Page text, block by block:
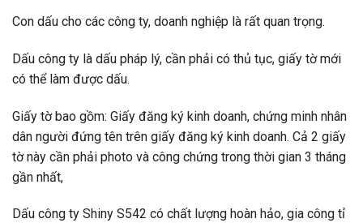
Con dấu cho các công ty, doanh nghiệp là rất quan trọng.
Dấu công ty là dấu pháp lý, cần phải có thủ tục, giấy tờ mới
có thể làm được dấu.
Giấy tờ bao gồm: Giấy đăng ký kinh doanh, chứng minh nhân
dân người đứng tên trên giấy đăng ký kinh doanh. Cả 2 giấy
tờ này cần phải photo và công chứng trong thời gian 3 tháng
gần nhất,
Dấu công ty Shiny S542 có chất lượng hoàn hảo, gia công tỉ